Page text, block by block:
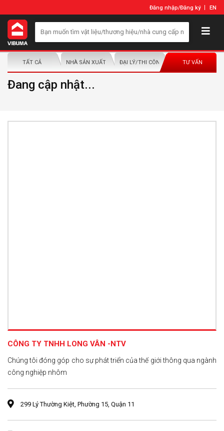
Đăng nhập/Đăng ký EN
TẤT CẢ NHÀ SẢN XUẤT/NHÀ PHÂN PHỐIĐẠI LÝ/THI CÔNG LẮP ĐẶTTƯ VẤN
Đang cập nhật...
CÔNG TY TNHH LONG VÂN -NTV
Chúng tôi đóng góp cho sự phát triển của thế giới thông qua ngành
công nghiệp nhôm
299 Lý Thường Kiệt, Phường 15, Quận 11